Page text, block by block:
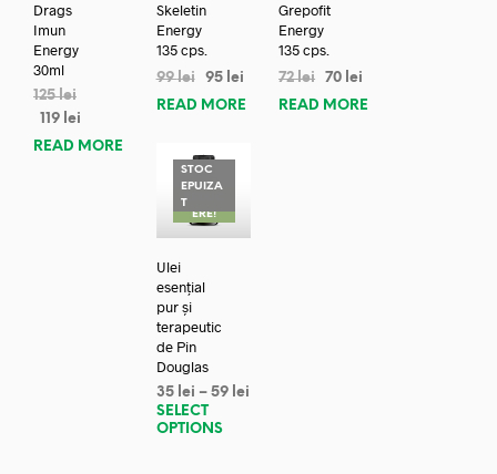
Drags
Imun
Energy
30ml
125lei
119 lei
READ MORE
Skeletin
Energy
135 cps.
99lei 95 lei
READ MORE
Grepofit
Energy
135 cps.
72lei 70 lei
READ MORE
STOC
EPUIZA
TREDUC
ERE!
Ulei
esențial
pur și
terapeutic
de Pin
Douglas
35 lei – 59 lei
SELECT
OPTIONS